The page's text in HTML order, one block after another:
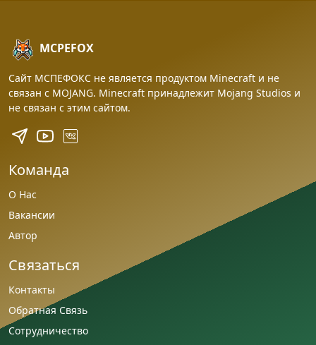
MCPEFOX
Сайт МСПЕФОКС не является продуктом Minecraft и не
связан с MOJANG. Minecraft принадлежит Mojang Studios и
не связан с этим сайтом.
Команда
О Нас
Вакансии
Автор
Связаться
Контакты
Обратная Связь
Сотрудничество